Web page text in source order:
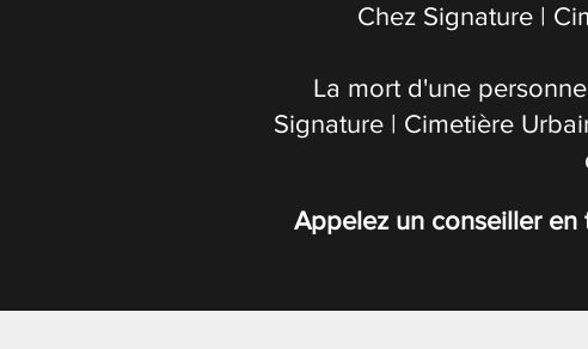
Chez Signature |
La mort d'une
Signature | Cimetière
Appelez un conseiller en